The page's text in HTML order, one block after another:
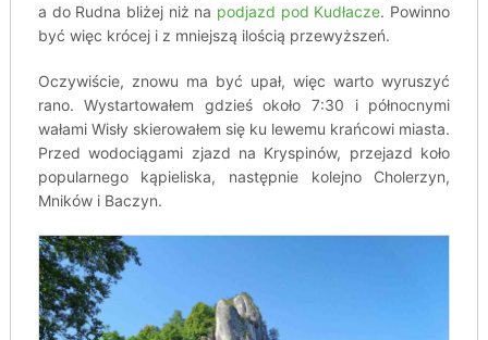
a do Rudna bliżej niż na podjazd pod Kudłacze. Powinno
być więc krócej i z mniejszą ilością przewyższeń.
Oczywiście, znowu ma być upał, więc warto wyruszyć
rano. Wystartowałem gdzieś około 7:30 i północnymi
wałami Wisły skierowałem się ku lewemu krańcowi miasta.
Przed wodociągami zjazd na Kryspinów, przejazd koło
popularnego kąpieliska, następnie kolejno Cholerzyn,
Mników i Baczyn.